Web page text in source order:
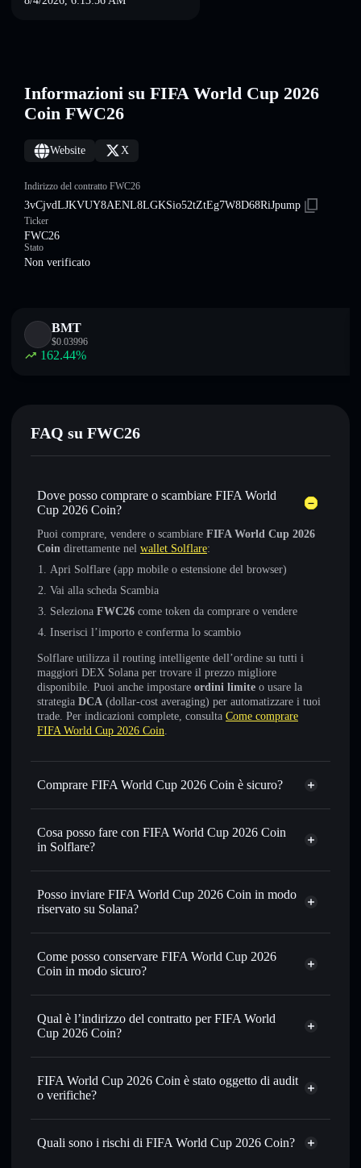
Informazioni su FIFA World Cup 2026
Coin FWC26
Website X
Indirizzo del contratto FWC26
3vCjvdLJKVUY8AENL8LGKSio52tZtEg7W8D68RiJpump
Ticker
FWC26
Stato
Non verificato
BMT
$0.03996
162.44%
FAQ su FWC26
Dove posso comprare o scambiare FIFA World
Cup 2026 Coin?
Puoi comprare, vendere o scambiare FIFA World Cup 2026
Coin direttamente nel wallet Solflare:
Apri Solflare (app mobile o estensione del browser)
Vai alla scheda Scambia
Seleziona FWC26 come token da comprare o vendere
Inserisci l’importo e conferma lo scambio
Solflare utilizza il routing intelligente dell’ordine su tutti i
maggiori DEX Solana per trovare il prezzo migliore
disponibile. Puoi anche impostare ordini limite o usare la
strategia DCA (dollar-cost averaging) per automatizzare i tuoi
trade. Per indicazioni complete, consulta Come comprare
FIFA World Cup 2026 Coin.
Comprare FIFA World Cup 2026 Coin è sicuro?
FIFA World Cup 2026 Coin non è verificato
Cosa posso fare con FIFA World Cup 2026 Coin
in Solflare?
FIFA World Cup 2026 Coin
wallet Solflare
Scambiare istantaneamente— scambia FWC26 in SOL,
USDC o in migliaia di altri token Solana al prezzo migliore
prezzo desiderato di FWC26
Usare il DCA— applica la strategia dollar-cost average su
FWC26 nel tempo
Inviare in modo riservato
— trasferisci FWC26 senza
collegare pubblicamente i wallet usando l’Aggregatore di
privacy incorporato di Solflare
capitalizzazione di mercato e liquidità di FWC26
Conservare in modo sicuro
Posso inviare FIFA World Cup 2026 Coin in modo
riservato su Solana?
Aggregatore di privacy
Come posso conservare FIFA World Cup 2026
Coin in modo sicuro?
FIFA World Cup 2026 Coin
Aggregatore di privacy
Qual è l’indirizzo del contratto per FIFA World
Cup 2026 Coin?
FIFA World
3vCjvdLJKVUY8AENL8LGKSio52tZtEg7W8D68RiJpump
FIFA World Cup 2026 Coin è stato oggetto di audit
o verifiche?
FIFA World Cup 2026 Coin non è verificato
Quali sono i rischi di FIFA World Cup 2026 Coin?